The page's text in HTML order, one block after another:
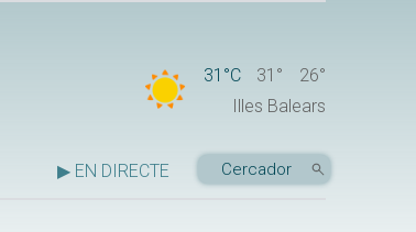
31°C 31°
26°
Illes Balears
▶ EN DIRECTE